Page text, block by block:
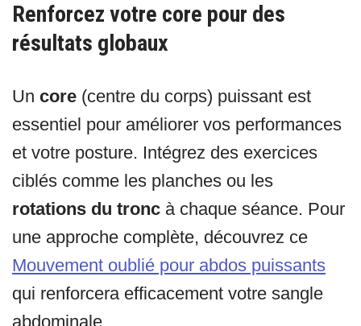
Renforcez votre core pour des
résultats globaux
Un core (centre du corps) puissant est
essentiel pour améliorer vos performances
et votre posture. Intégrez des exercices
ciblés comme les planches ou les
rotations du tronc à chaque séance. Pour
une approche complète, découvrez ce
Mouvement oublié pour abdos puissants
qui renforcera efficacement votre sangle
abdominale.